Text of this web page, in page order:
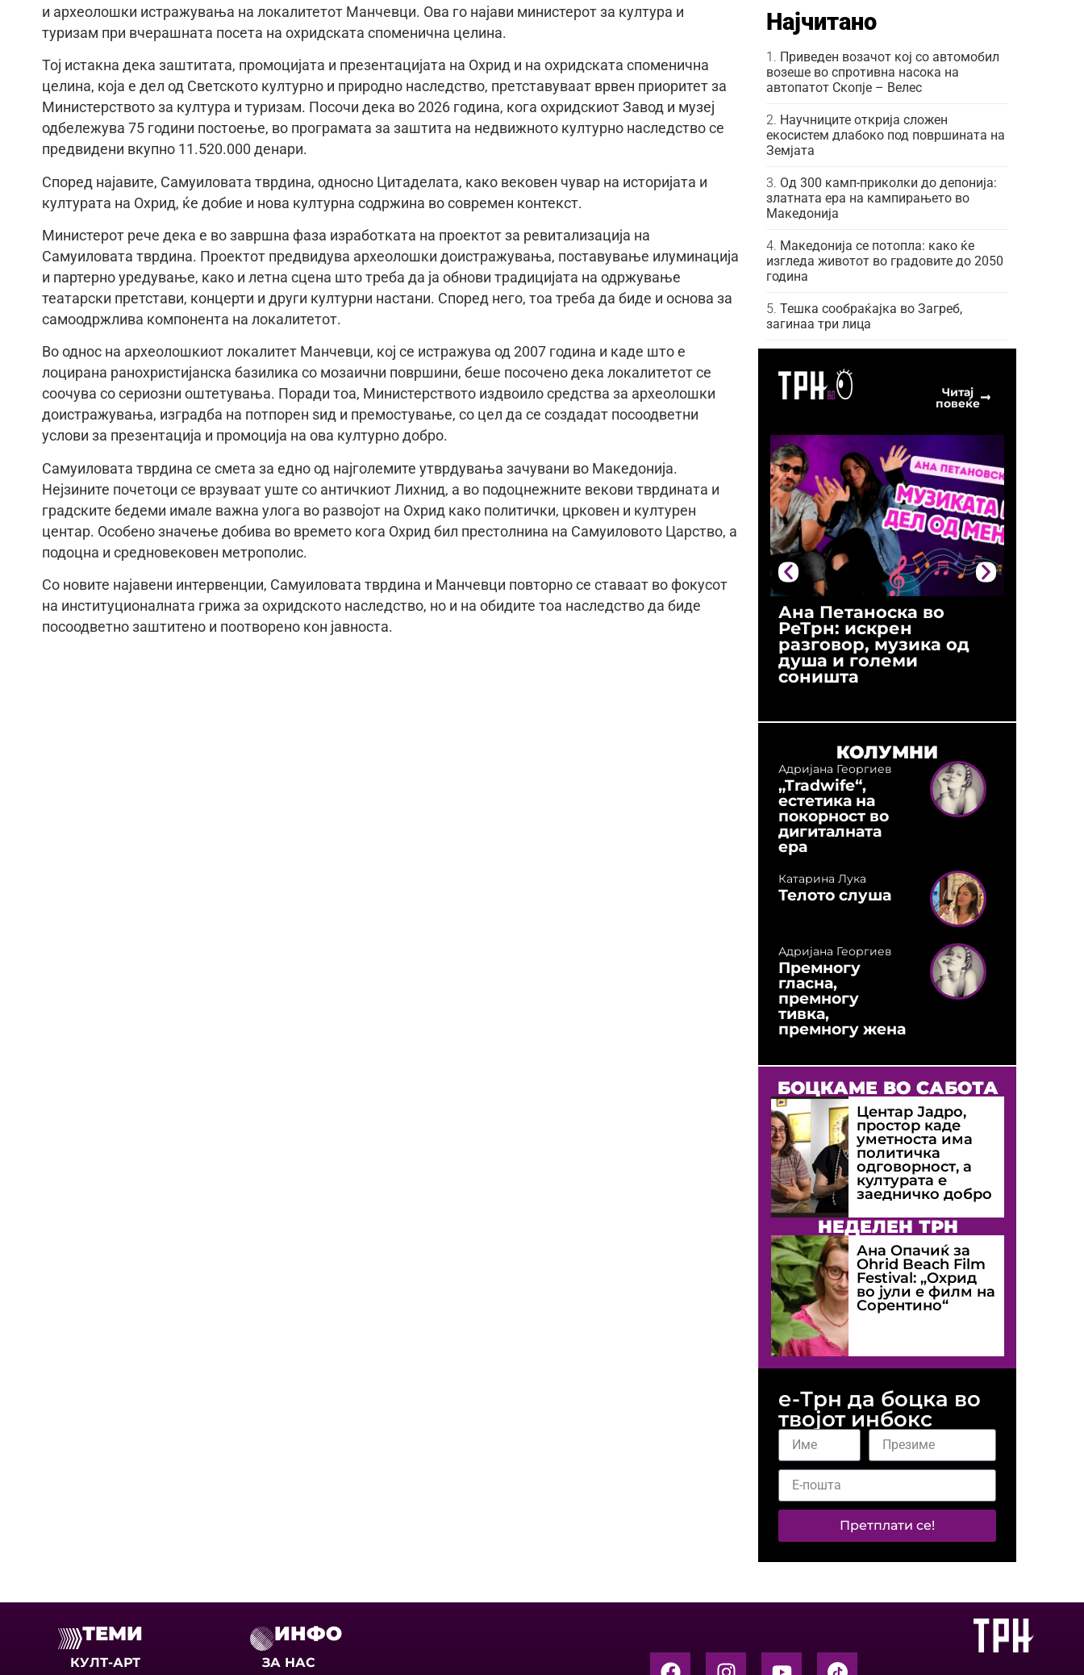
и археолошки истражувања на локалитетот Манчевци. Ова го најави министерот за култура и
туризам при вчерашната посета на охридската споменична целина.
Тој истакна дека заштитата, промоцијата и презентацијата на Охрид и на охридската споменична
целина, која е дел од Светското културно и природно наследство, претставуваат врвен приоритет за
Министерството за култура и туризам. Посочи дека во 2026 година, кога охридскиот Завод и музеј
одбележува 75 години постоење, во програмата за заштита на недвижното културно наследство се
предвидени вкупно 11.520.000 денари.
Според најавите, Самуиловата тврдина, односно Цитаделата, како вековен чувар на историјата и
културата на Охрид, ќе добие и нова културна содржина во современ контекст.
Министерот рече дека е во завршна фаза изработката на проектот за ревитализација на
Самуиловата тврдина. Проектот предвидува археолошки доистражувања, поставување илуминација
и партерно уредување, како и летна сцена што треба да ја обнови традицијата на одржување
театарски претстави, концерти и други културни настани. Според него, тоа треба да биде и основа за
самоодржлива компонента на локалитетот.
Во однос на археолошкиот локалитет Манчевци, кој се истражува од 2007 година и каде што е
лоцирана ранохристијанска базилика со мозаични површини, беше посочено дека локалитетот се
соочува со сериозни оштетувања. Поради тоа, Министерството издвоило средства за археолошки
доистражувања, изградба на потпорен ѕид и премостување, со цел да се создадат посоодветни
услови за презентација и промоција на ова културно добро.
Самуиловата тврдина се смета за едно од најголемите утврдувања зачувани во Македонија.
Нејзините почетоци се врзуваат уште со античкиот Лихнид, а во подоцнежните векови тврдината и
градските бедеми имале важна улога во развојот на Охрид како политички, црковен и културен
центар. Особено значење добива во времето кога Охрид бил престолнина на Самуиловото Царство, а
подоцна и средновековен метрополис.
Со новите најавени интервенции, Самуиловата тврдина и Манчевци повторно се ставаат во фокусот
на институционалната грижа за охридското наследство, но и на обидите тоа наследство да биде
посоодветно заштитено и поотворено кон јавноста.
Најчитано
Приведен возачот кој со автомобил
возеше во спротивна насока на
автопатот Скопје – Велес
Научниците открија сложен
екосистем длабоко под површината на
Земјата
Од 300 камп-приколки до депонија:
златната ера на кампирањето во
Македонија
Македонија се потопла: како ќе
изгледа животот во градовите до 2050
година
Тешка сообраќајка во Загреб,
загинаа три лица
Читај
повеќе
Ана Петаноска во
РеТрн: искрен
разговор, музика од
душа и големи
соништа
КОЛУМНИ
Адријана Георгиев
„Tradwife“,
естетика на
покорност во
дигиталната
ера
Катарина Лука
Телото слуша
Адријана Георгиев
Премногу
гласна,
премногу
тивка,
премногу жена
БОЦКАМЕ ВО САБОТА
Центар Јадро,
простор каде
уметноста има
политичка
одговорност, а
културата е
заедничко добро
НЕДЕЛЕН ТРН
Ана Опачиќ за
Оhrid Beach Film
Festival: „Охрид
во јули е филм на
Сорентино“
е-Трн да боцка во
твојот инбокс
Претплати се!
ТЕМИ
КУЛТ-АРТ
ИНФО
ЗА НАС